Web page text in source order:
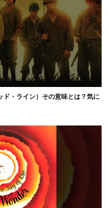
・ライン）その意味とは？気に